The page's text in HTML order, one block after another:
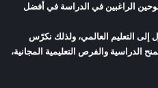
الراغبين في الدراسة في أفضل
التعليم العالمي، ولذلك نكرّس
الدراسية والفرص التعليمية المجانية،